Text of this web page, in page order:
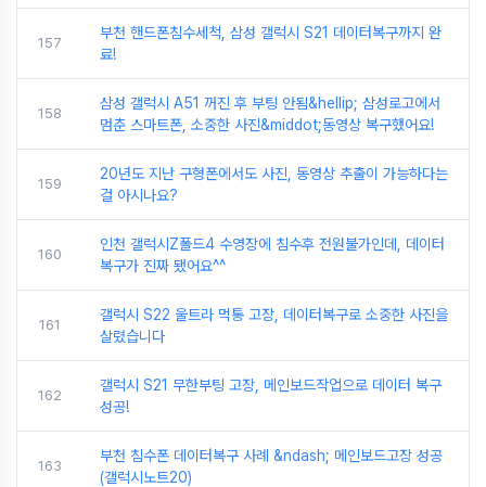
157
부천 핸드폰침수세척, 삼성 갤럭시 S21 데이터복구까지 완
료!
158
삼성 갤럭시 A51 꺼진 후 부팅 안됨&hellip; 삼성로고에서
멈춘 스마트폰, 소중한 사진&middot;동영상 복구했어요!
159
20년도 지난 구형폰에서도 사진, 동영상 추출이 가능하다는
걸 아시나요?
160
인천 갤럭시Z폴드4 수영장에 침수후 전원불가인데, 데이터
복구가 진짜 됐어요^^
161
갤럭시 S22 울트라 먹통 고장, 데이터복구로 소중한 사진을
살렸습니다
162
갤럭시 S21 무한부팅 고장, 메인보드작업으로 데이터 복구
성공!
163
부천 침수폰 데이터복구 사례 &ndash; 메인보드고장 성공
(갤럭시노트20)